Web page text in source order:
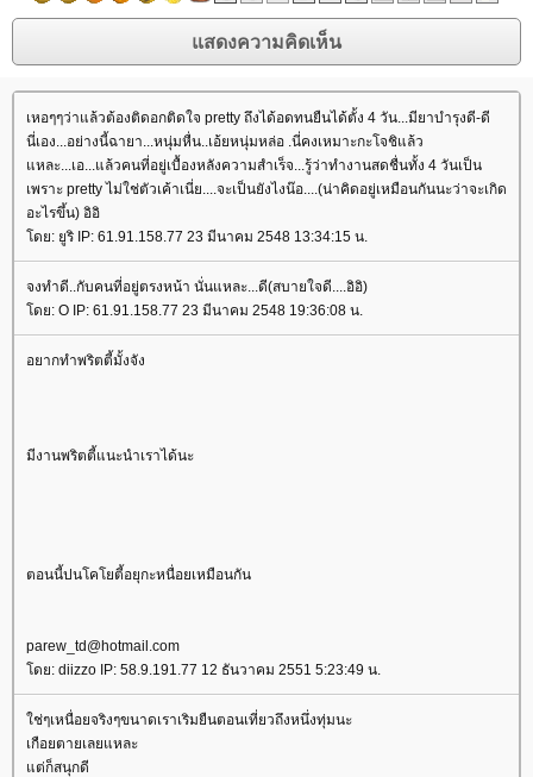
เหอๆๆว่าแล้วต้องติดอกติดใจ pretty ถึงได้อดทนยืนได้ตั้ง 4 วัน...มียาบำรุงดี-ดี
นี่เอง...อย่างนี้ฉายา...หนุ่มหื่น..เอ้ยหนุ่มหล่อ .นี่คงเหมาะกะโจชิแล้ว
หละ...เอ...แล้วคนที่อยู่เบื้องหลังความสำเร็จ...รู้ว่าทำงานสดชื่นทั้ง 4 วันเป็น
เพราะ pretty ไม่ใช่ตัวเค้าเนี่ย....จะเป็นยังไงน๊อ....(น่าคิดอยู่เหมือนกันนะว่าจะเกิด
อะไรขึ้น) อิอิ
ดย: ยูริ IP: 61.91.158.77 23 มีนาคม 2548 13:34:15 น.
จงทำดี..กับคนที่อยู่ตรงหน้า นั่นแหละ...ดี(สบายใจดี....อิอิ)
ดย: O IP: 61.91.158.77 23 มีนาคม 2548 19:36:08 น.
อยากทำพริตตี้มั้งจัง
มีงานพริตตี้แนะนำเราได้นะ
ตอนนี้ปนโคโยตี้อยุกะหนื่อยเหมือนกัน
parew_td@hotmail.com
ดย: diizzo IP: 58.9.191.77 12 ธันวาคม 2551 5:23:49 น.
ช่ๆเหนื่อยจริงๆขนาดเราเริมยืนตอนเที่ยวถึงหนึ่งทุ่มนะ
เกือยตายเลยแหละ
ต่ก็สนุกดี